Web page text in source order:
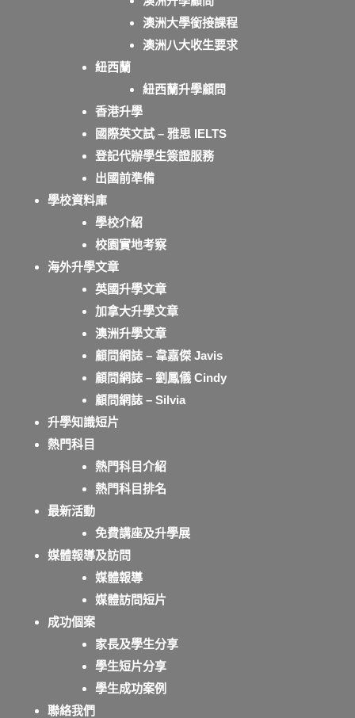
澳洲大學銜接課程
澳洲八大收生要求
紐西蘭
紐西蘭升學顧問
香港升學
國際英文試 – 雅思 IELTS
登記代辦學生簽證服務
出國前準備
學校資料庫
學校介紹
校園實地考察
海外升學文章
英國升學文章
加拿大升學文章
澳洲升學文章
顧問網誌 – 韋嘉傑 Javis
顧問網誌 – 劉鳳儀 Cindy
顧問網誌 – Silvia
升學知識短片
熱門科目
熱門科目介紹
熱門科目排名
最新活動
免費講座及升學展
媒體報導及訪問
媒體報導
媒體訪問短片
成功個案
家長及學生分享
學生短片分享
學生成功案例
聯絡我們